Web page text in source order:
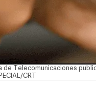
de Telecomunicaciones
CRT